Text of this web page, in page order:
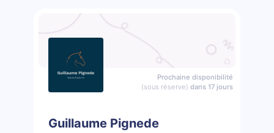
Prochaine disponibilité
(sous réserve) dans 17 jours
Guillaume Pignede